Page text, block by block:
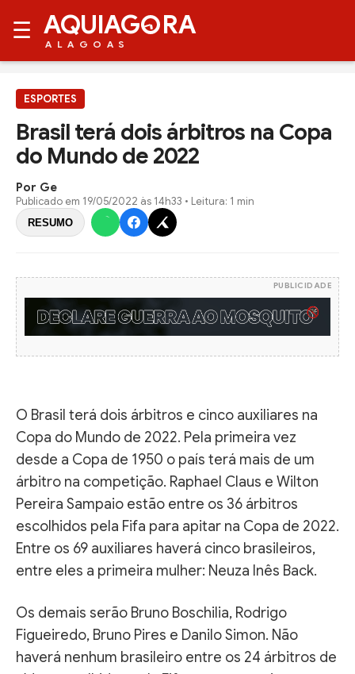
☰ AQUIAG RA
ALAGOAS
ESPORTES
Brasil terá dois árbitros na Copa
do Mundo de 2022
Por Ge
Publicado em 19/05/2022 às 14h33 • Leitura: 1 min
RESUMO
PUBLICIDADE
O Brasil terá dois árbitros e cinco auxiliares na
Copa do Mundo de 2022. Pela primeira vez
desde a Copa de 1950 o país terá mais de um
árbitro na competição. Raphael Claus e Wilton
Pereira Sampaio estão entre os 36 árbitros
escolhidos pela Fifa para apitar na Copa de 2022.
Entre os 69 auxiliares haverá cinco brasileiros,
entre eles a primeira mulher: Neuza Inês Back.
Os demais serão Bruno Boschilia, Rodrigo
Figueiredo, Bruno Pires e Danilo Simon. Não
haverá nenhum brasileiro entre os 24 árbitros de